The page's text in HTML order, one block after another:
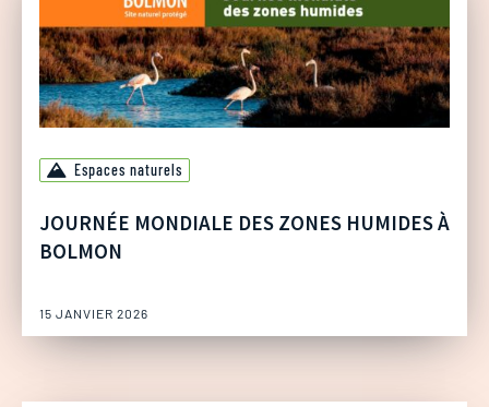
Espaces naturels
JOURNÉE MONDIALE DES ZONES HUMIDES À
BOLMON
15 JANVIER 2026